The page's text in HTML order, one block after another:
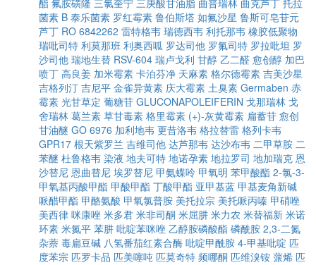
酯 氟胺磺隆 三氯奎宁 三庚酸甘油脂 曲普瑞林 曲克芦丁 托拉
菌素 B 泰乐菌素 罗红霉素 鲁伯斯塔 如氟沙星 鲁斯可皂苷元
芦丁 RO 6842262 雷特格韦 瑞德西韦 利托那韦 橡胶低聚物
瑞吡司特 利莫那班 利奥西呱 罗达司他 罗氟司特 罗拉吡坦 罗
沙司他 瑞地生替 RSV-604 瑞卢戈利 甘醇 乙二醛 愈创醇 加巴
喷丁 高良姜 加米霉素 卡泊芬净 天麻素 格尔德霉素 吉美沙星
吉格列汀 吉尼平 金雀异黄素 庆大霉素 土臭素 Germaben 赤
霉素 光甘草定 葡糖苷 GLUCONAPOLEIFERIN 戈那瑞林 戈
舍瑞林 葛兰素 草甘毒素 格里霉素 (+)-灰黄霉素 扁蓄苷 愈创
甘油醚 GO 6976 加利地韦 更昔洛韦 格拉替雷 格列卡韦
GPR17 根天紫罗兰 吉维司他 达芦那韦 达沙布韦 二甲草胺 二
苯醚 杜鲁格韦 染液 地夫可特 地诺孕素 地拉罗司 地加瑞克 恩
沙替尼 恩曲替尼 埃罗替尼 甲氨蝶呤 甲氧明 苯甲酸酯 2-氯-3-
甲氧基丙酸甲酯 甲酸甲酯 丁酸甲酯 亚甲基蓝 甲基麦角新碱
哌醋甲酯 甲酪氨酸 甲氧氯普胺 美托拉宗 美托哌丙嗪 甲硝唑
美西律 咪康唑 米多君 米非司酮 米屈肼 米力农 米替福新 米诺
环素 米氮平 苯肼 吡啶苯咪唑 乙醇胺磷酸酯 磷酰胺 2,3-二氮
杂萘 毒扁豆碱 八氢番茄红素合酶 吡啶甲酰胺 4-甲基吡啶 匹
度苯宗 匹罗卡品 匹美噻吨 匹莫奇特 频哪酮 匹维溴铵 蒎烯 匹